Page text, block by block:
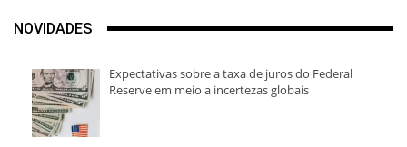
NOVIDADES
Expectativas sobre a taxa de juros do Federal
Reserve em meio a incertezas globais